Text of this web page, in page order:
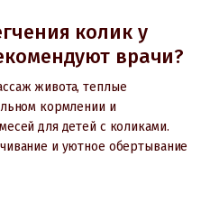
колик у
врачи?
живота, теплые
кормлении и
для детей с коликами.
и уютное обертывание